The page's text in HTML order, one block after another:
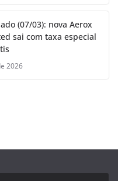
(07/03): nova Aerox
sai com taxa especial
2026